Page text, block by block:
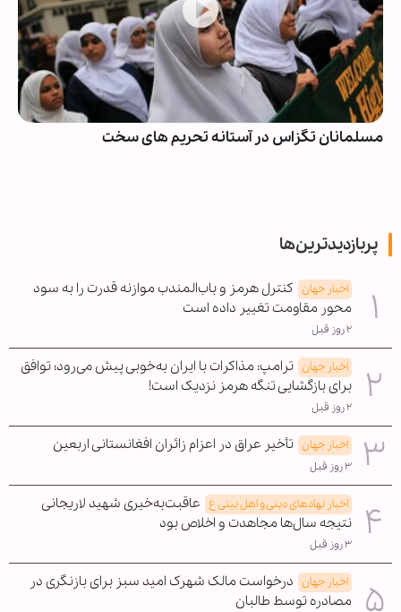
مسلمانان تگزاس در آستانه تحریم های سخت
پربازدیدترین‌ها
اخبار جهان کنترل هرمز و باب‌المندب موازنه قدرت را به سود
محور مقاومت تغییر داده است
۲ روز قبل
اخبار جهان ترامپ: مذاکرات با ایران به‌خوبی پیش می‌رود؛ توافق
برای بازگشایی تنگه هرمز نزدیک است!
۲ روز قبل
اخبار جهان تأخیر عراق در اعزام زائران افغانستانی اربعین
۳ روز قبل
اخبار نهادهای دینی و اهل بیتی ع عاقبت‌به‌خیری شهید لاریجانی
نتیجه سال‌ها مجاهدت و اخلاص بود
۳ روز قبل
اخبار جهان درخواست مالک شهرک امید سبز برای بازنگری در
مصادره توسط طالبان